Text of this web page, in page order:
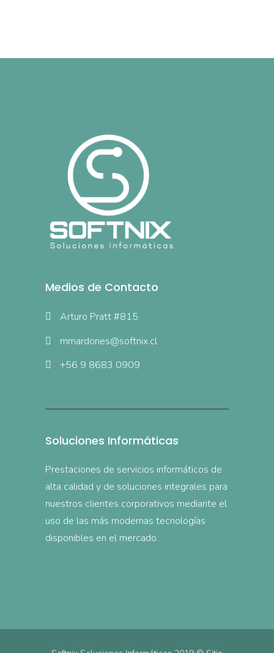
Medios de Contacto
Arturo Pratt #815
mmardones@softnix.cl
+56 9 8683 0909
Soluciones Informáticas
Prestaciones de servicios informáticos de
alta calidad y de soluciones integrales para
nuestros clientes corporativos mediante el
uso de las más modernas tecnologías
disponibles en el mercado.